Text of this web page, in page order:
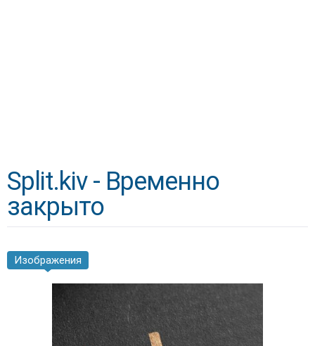
Split.kiv - Временно
закрыто
Изображения